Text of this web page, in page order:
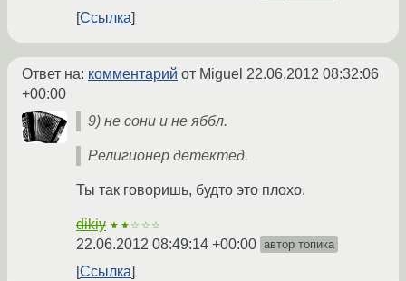
Ссылка
Ответ на: комментарий от Miguel 22.06.2012 08:32:06
+00:00
9) не сони и не яббл.
Религионер детектед.
Ты так говоришь, будто это плохо.
dikiy ★★☆☆☆
22.06.2012 08:49:14 +00:00 автор топика
Ссылка